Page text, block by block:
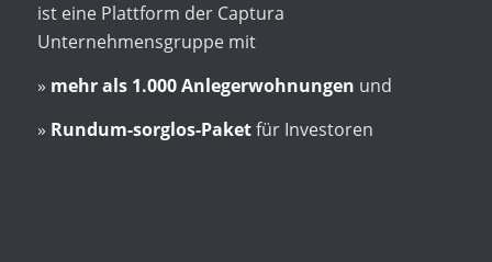
ist eine Plattform der Captura
Unternehmensgruppe mit
» mehr als 1.000 Anlegerwohnungen und
» Rundum-sorglos-Paketfür Investoren